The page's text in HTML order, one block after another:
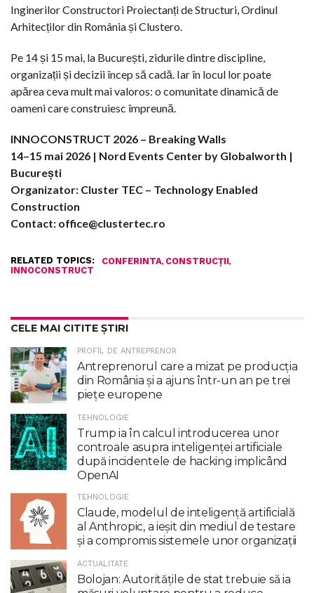
Inginerilor Constructori Proiectanți de Structuri, Ordinul
Arhitecților din România și Clustero.
Pe 14 și 15 mai, la București, zidurile dintre discipline,
organizații și decizii încep să cadă. Iar în locul lor poate
apărea ceva mult mai valoros: o comunitate dinamică de
oameni care construiesc împreună.
INNOCONSTRUCT 2026 – Breaking Walls
14–15 mai 2026 | Nord Events Center by Globalworth |
București
Organizator: Cluster TEC – Technology Enabled
Construction
Contact: office@clustertec.ro
RELATED TOPICS: CONFERINTA, CONSTRUCȚII,
INNOCONSTRUCT
CELE MAI CITITE ȘTIRI
PROFIL DE ANTREPRENOR
Antreprenorul care a mizat pe producția
din România și a ajuns într-un an pe trei
piețe europene
TEHNOLOGIE
Trump ia în calcul introducerea unor
controale asupra inteligenţei artificiale
după incidentele de hacking implicând
OpenAI
TEHNOLOGIE
Claude, modelul de inteligenţă artificială
al Anthropic, a ieşit din mediul de testare
şi a compromis sistemele unor organizaţii
ACTUALITATE
Bolojan: Autoritățile de stat trebuie să ia